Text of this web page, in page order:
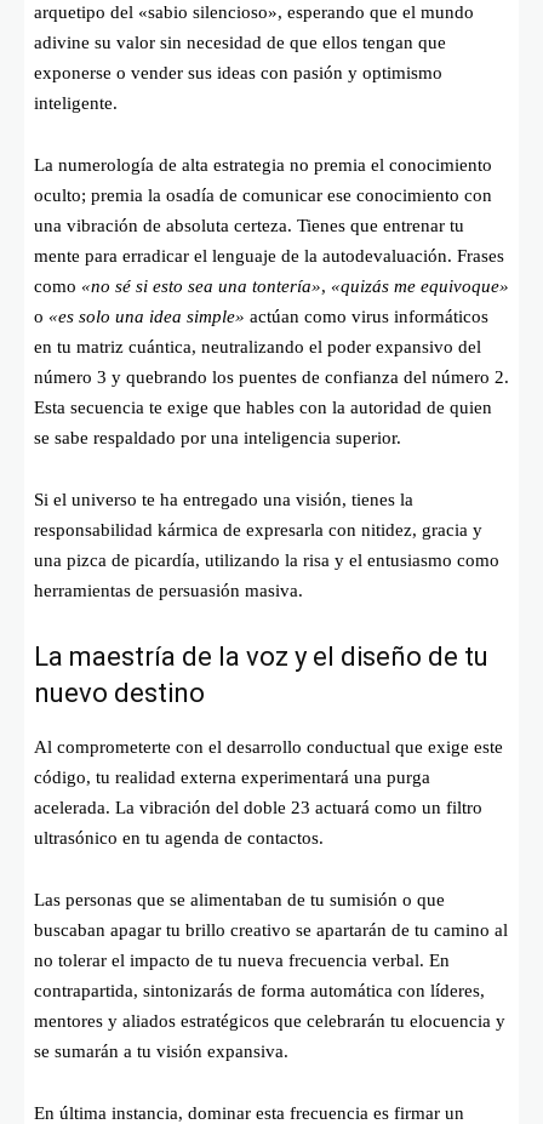
arquetipo del «sabio silencioso», esperando que el mundo
adivine su valor sin necesidad de que ellos tengan que
exponerse o vender sus ideas con pasión y optimismo
inteligente.
La numerología de alta estrategia no premia el conocimiento
oculto; premia la osadía de comunicar ese conocimiento con
una vibración de absoluta certeza. Tienes que entrenar tu
mente para erradicar el lenguaje de la autodevaluación. Frases
como «no sé si esto sea una tontería», «quizás me equivoque»
o «es solo una idea simple» actúan como virus informáticos
en tu matriz cuántica, neutralizando el poder expansivo del
número 3 y quebrando los puentes de confianza del número 2.
Esta secuencia te exige que hables con la autoridad de quien
se sabe respaldado por una inteligencia superior.
Si el universo te ha entregado una visión, tienes la
responsabilidad kármica de expresarla con nitidez, gracia y
una pizca de picardía, utilizando la risa y el entusiasmo como
herramientas de persuasión masiva.
La maestría de la voz y el diseño de tu
nuevo destino
Al comprometerte con el desarrollo conductual que exige este
código, tu realidad externa experimentará una purga
acelerada. La vibración del doble 23 actuará como un filtro
ultrasónico en tu agenda de contactos.
Las personas que se alimentaban de tu sumisión o que
buscaban apagar tu brillo creativo se apartarán de tu camino al
no tolerar el impacto de tu nueva frecuencia verbal. En
contrapartida, sintonizarás de forma automática con líderes,
mentores y aliados estratégicos que celebrarán tu elocuencia y
se sumarán a tu visión expansiva.
En última instancia, dominar esta frecuencia es firmar un